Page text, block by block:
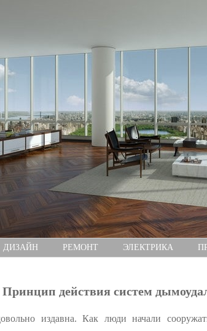
ДИЗАЙН РЕМОНТ ЭЛЕКТРИКА
Принцип действия систем
издавна. Как люди начали